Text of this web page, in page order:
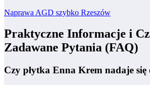
Naprawa AGD szybko Rzeszów
Praktyczne Informacje i
Zadawane Pytania (FAQ)
Czy płytka Enna Krem nadaje się